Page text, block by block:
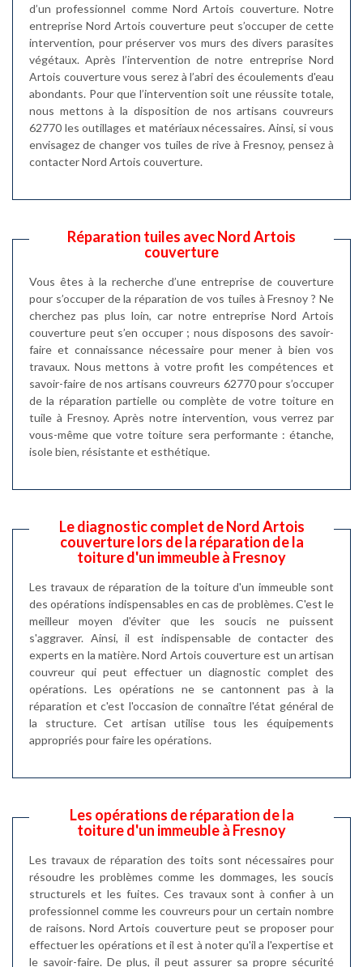
d’un professionnel comme Nord Artois couverture. Notre
entreprise Nord Artois couverture peut s’occuper de cette
intervention, pour préserver vos murs des divers parasites
végétaux. Après l’intervention de notre entreprise Nord
Artois couverture vous serez à l’abri des écoulements d'eau
abondants. Pour que l’intervention soit une réussite totale,
nous mettons à la disposition de nos artisans couvreurs
62770 les outillages et matériaux nécessaires. Ainsi, si vous
envisagez de changer vos tuiles de rive à Fresnoy, pensez à
contacter Nord Artois couverture.
Réparation tuiles avec Nord Artois
couverture
Vous êtes à la recherche d’une entreprise de couverture
pour s’occuper de la réparation de vos tuiles à Fresnoy ? Ne
cherchez pas plus loin, car notre entreprise Nord Artois
couverture peut s’en occuper ; nous disposons des savoir-
faire et connaissance nécessaire pour mener à bien vos
travaux. Nous mettons à votre profit les compétences et
savoir-faire de nos artisans couvreurs 62770 pour s’occuper
de la réparation partielle ou complète de votre toiture en
tuile à Fresnoy. Après notre intervention, vous verrez par
vous-même que votre toiture sera performante : étanche,
isole bien, résistante et esthétique.
Le diagnostic complet de Nord Artois
couverture lors de la réparation de la
toiture d'un immeuble à Fresnoy
Les travaux de réparation de la toiture d'un immeuble sont
des opérations indispensables en cas de problèmes. C'est le
meilleur moyen d'éviter que les soucis ne puissent
s'aggraver. Ainsi, il est indispensable de contacter des
experts en la matière. Nord Artois couverture est un artisan
couvreur qui peut effectuer un diagnostic complet des
opérations. Les opérations ne se cantonnent pas à la
réparation et c'est l'occasion de connaître l'état général de
la structure. Cet artisan utilise tous les équipements
appropriés pour faire les opérations.
Les opérations de réparation de la
toiture d'un immeuble à Fresnoy
Les travaux de réparation des toits sont nécessaires pour
résoudre les problèmes comme les dommages, les soucis
structurels et les fuites. Ces travaux sont à confier à un
professionnel comme les couvreurs pour un certain nombre
de raisons. Nord Artois couverture peut se proposer pour
effectuer les opérations et il est à noter qu'il a l'expertise et
le savoir-faire. De plus, il peut assurer sa propre sécurité